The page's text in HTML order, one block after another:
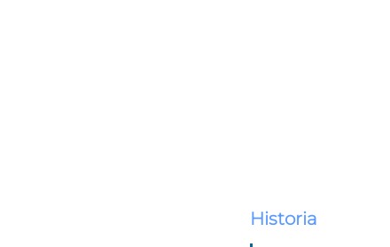
Historia